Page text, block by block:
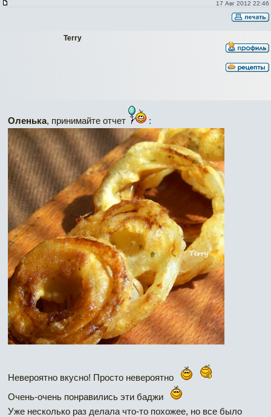
17 Авг 2012 22:46
Terry
Оленька, принимайте отчет :
Невероятно вкусно! Просто невероятно
Очень-очень понравились эти баджи
Уже несколько раз делала что-то похожее, но все было